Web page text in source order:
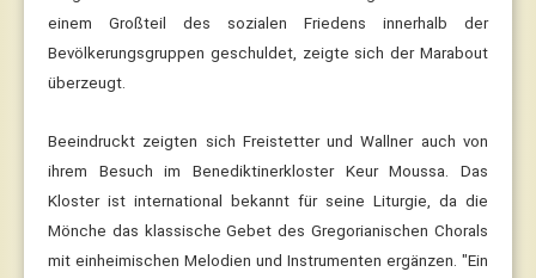
einem Großteil des sozialen Friedens innerhalb der
Bevölkerungsgruppen geschuldet, zeigte sich der Marabout
überzeugt.
Beeindruckt zeigten sich Freistetter und Wallner auch von
ihrem Besuch im Benediktinerkloster Keur Moussa. Das
Kloster ist international bekannt für seine Liturgie, da die
Mönche das klassische Gebet des Gregorianischen Chorals
mit einheimischen Melodien und Instrumenten ergänzen. "Ein